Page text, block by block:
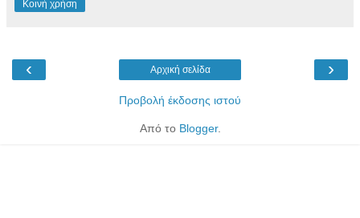
Κοινή χρήση
‹ ›
Αρχική σελίδα
Προβολή έκδοσης ιστού
Από το Blogger.